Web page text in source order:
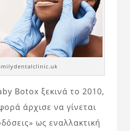
Botox ξεκινά το 2010,
άρχισε να γίνεται
ως εναλλακτική